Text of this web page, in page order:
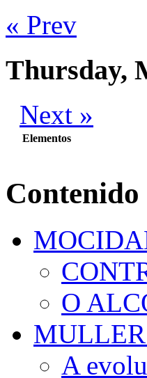
« Prev
Thursday,
Next »
Elementos
Contenido
O
A